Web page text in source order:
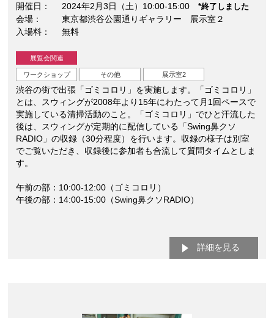
開催日 2024年2月3日（土）10:00-15:00*終了しました
会場
東京都渋谷公園通りギャラリー 展示室２
入場料
無料
展覧会関連
ワークショップ その他 展示室2
渋谷の街で出張「ゴミコロリ」を実施します。「ゴミコロリ」
とは、スウィングが2008年より15年にわたって月1回ペースで
実施している清掃活動のこと。「ゴミコロリ」でひと汗流した
後は、スウィングが定期的に配信している「Swing鼻クソ
RADIO」の収録（30分程度）を行います。収録の様子は別室
でご覧いただき、収録後に参加者も合流して質問タイムとしま
す。
午前の部：10:00-12:00（ゴミコロリ）
午後の部：14:00-15:00（Swing鼻クソRADIO）
詳細を見る